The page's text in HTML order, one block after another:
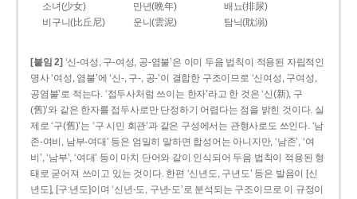
소녀(少女) 만년(晩年)
배뇨(排尿)
비구니(比丘尼)
운니(雲泥) 탐닉(耽溺)
[붙임 2] ‘신-여성, 구-여성, 공-염불’은 이미 두음 법칙이 적용된 자립적인
명사 ‘여성, 염불’에 ‘신-, 구-, 공-’이 결합한 구조이므로 ‘신여성, 구여성,
공염불’로 적는다. ‘접두사처럼 쓰이는 한자’라고 한 것은 ‘신(新), 구
(舊)’와 같은 한자를 접두사로만 단정하기 어렵다는 점을 밝힌 것이다. 실
제로 ‘구(舊)’는 ‘구 시민 회관’과 같은 구성에서는 관형사로도 쓰인다. ‘남
존­-여비, 남부-­여대’ 등은 엄밀히 말하면 합성어는 아니지만, ‘남존’, ‘여
비’, ‘남부’, ‘여대’ 등이 마치 단어와 같이 인식되어 두음 법칙이 적용된 형
태로 굳어져 쓰이고 있는 것이다. 한편 ‘신년도, 구년도’ 등은 발음이 [신
년도], [구ː년도]이며 ‘신년­-도, 구년-­도’로 분석되는 구조이므로 이 규정이